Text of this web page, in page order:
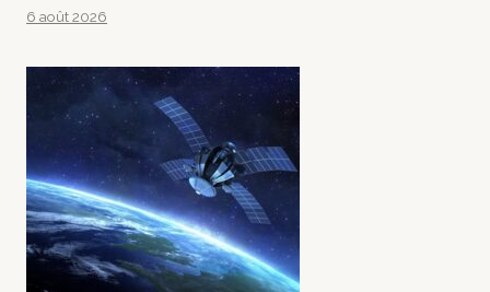
6 août 2026